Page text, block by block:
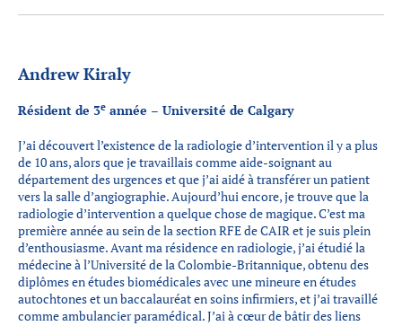
Andrew Kiraly
Résident de 3e année – Université de Calgary
J’ai découvert l’existence de la radiologie d’intervention il y a plus
de 10 ans, alors que je travaillais comme aide-soignant au
département des urgences et que j’ai aidé à transférer un patient
vers la salle d’angiographie. Aujourd’hui encore, je trouve que la
radiologie d’intervention a quelque chose de magique. C’est ma
première année au sein de la section RFE de CAIR et je suis plein
d’enthousiasme. Avant ma résidence en radiologie, j’ai étudié la
médecine à l’Université de la Colombie-Britannique, obtenu des
diplômes en études biomédicales avec une mineure en études
autochtones et un baccalauréat en soins infirmiers, et j’ai travaillé
comme ambulancier paramédical. J’ai à cœur de bâtir des liens